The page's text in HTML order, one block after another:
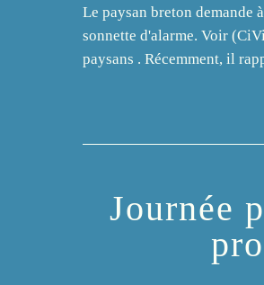
Le paysan breton demande
sonnette d'alarme. Voir
paysans . Récemment, il
Journée